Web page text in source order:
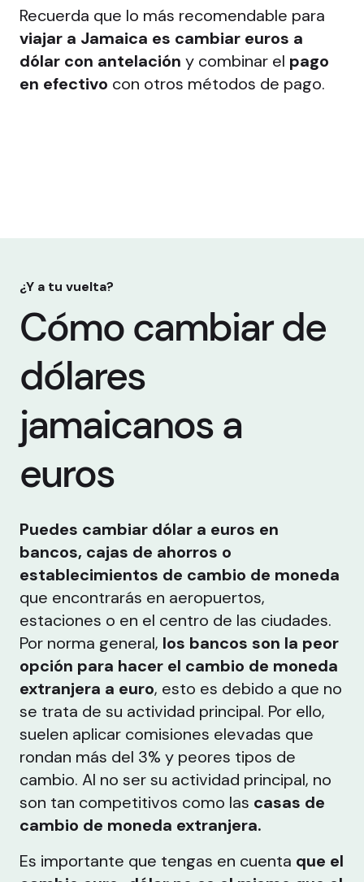
Recuerda que lo más recomendable para
viajar a Jamaica es cambiar euros a
dólar con antelación y combinar el pago
en efectivo con otros métodos de pago.
¿Y a tu vuelta?
Cómo cambiar de
dólares
jamaicanos a
euros
Puedes cambiar dólar a euros en
bancos, cajas de ahorros o
establecimientos de cambio de moneda
que encontrarás en aeropuertos,
estaciones o en el centro de las ciudades.
Por norma general, los bancos son la peor
opción para hacer el cambio de moneda
extranjera a euro, esto es debido a que no
se trata de su actividad principal. Por ello,
suelen aplicar comisiones elevadas que
rondan más del 3% y peores tipos de
cambio. Al no ser su actividad principal, no
son tan competitivos como las casas de
cambio de moneda extranjera.
Es importante que tengas en cuenta que el